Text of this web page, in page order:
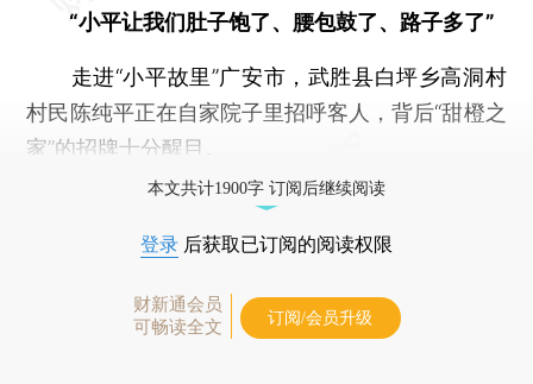
“小平让我们肚子饱了、腰包鼓了、路子多了”
走进“小平故里”广安市，武胜县白坪乡高洞村
村民陈纯平正在自家院子里招呼客人，背后“甜橙之
家”的招牌十分醒目。
本文共计1900字 订阅后继续阅读
登录 后获取已订阅的阅读权限
财新通会员
可畅读全文
订阅/会员升级